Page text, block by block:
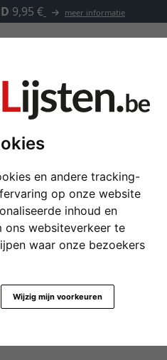
en andere tracking-
op onze website
inhoud en
ons websiteverkeer te
waar onze bezoekers
Wijzig mijn voorkeuren
9,95 € meer informatie
Toebehoren
Houten kader
kleur
glastype